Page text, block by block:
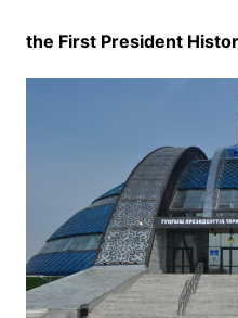
the First President